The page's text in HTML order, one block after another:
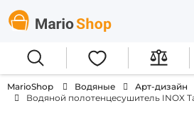
MarioShop Водяные
Арт-дизайн
Водяной полотенцесушитель INOX